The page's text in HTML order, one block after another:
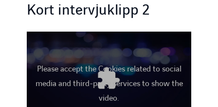
Kort intervjuklipp 2
Please accept the Cookies related to social
media and third-party services to show the
video.